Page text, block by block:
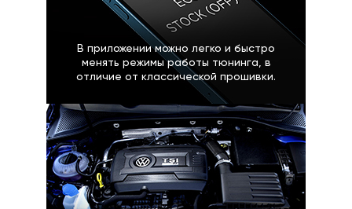
В приложении можно легко и быстро
менять режимы работы тюнинга, в
отличие от классической прошивки.